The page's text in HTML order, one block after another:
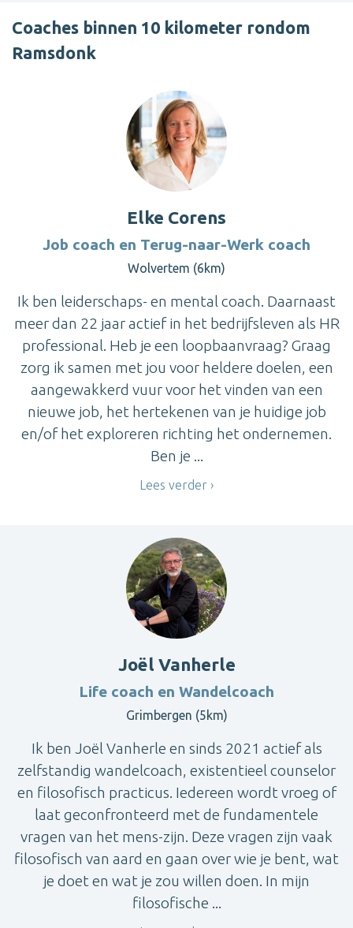
Coaches binnen 10 kilometer rondom
Ramsdonk
Elke Corens
Job coach en Terug-naar-Werk coach
Wolvertem (6km)
Ik ben leiderschaps- en mental coach. Daarnaast
meer dan 22 jaar actief in het bedrijfsleven als HR
professional. Heb je een loopbaanvraag? Graag
zorg ik samen met jou voor heldere doelen, een
aangewakkerd vuur voor het vinden van een
nieuwe job, het hertekenen van je huidige job
en/of het exploreren richting het ondernemen.
Ben je ...
Lees verder
Joël Vanherle
Life coach en Wandelcoach
Grimbergen (5km)
Ik ben Joël Vanherle en sinds 2021 actief als
zelfstandig wandelcoach, existentieel counselor
en filosofisch practicus. Iedereen wordt vroeg of
laat geconfronteerd met de fundamentele
vragen van het mens-zijn. Deze vragen zijn vaak
filosofisch van aard en gaan over wie je bent, wat
je doet en wat je zou willen doen. In mijn
filosofische ...